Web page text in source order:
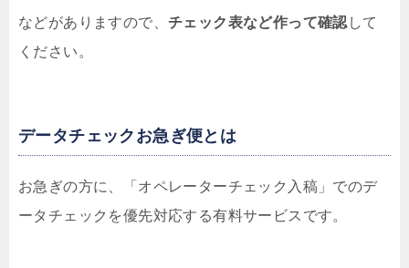
などがありますので、 チェック表など作って確認 して
ください。
データチェックお急ぎ便とは
お急ぎの方に、「オペレーターチェック入稿」でのデ
ータチェックを優先対応する有料サービスです。